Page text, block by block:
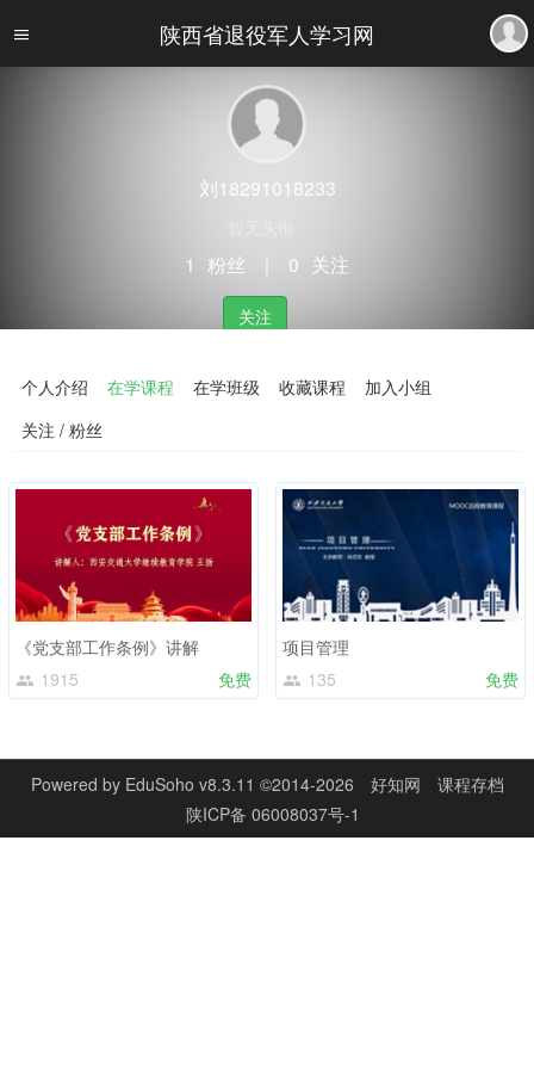
陕西省退役军人学习网
刘18291018233
1 粉丝 0 关注
关注
个人介绍 在学课程 在学班级 收藏课程
加入小组
关注 / 粉丝
《党支部工作条例》讲解
1915
免费
项目管理
135
免费
Powered by EduSoho v8.3.11 ©2014-2026 好知网
课程存档
陕ICP备 06008037号-1